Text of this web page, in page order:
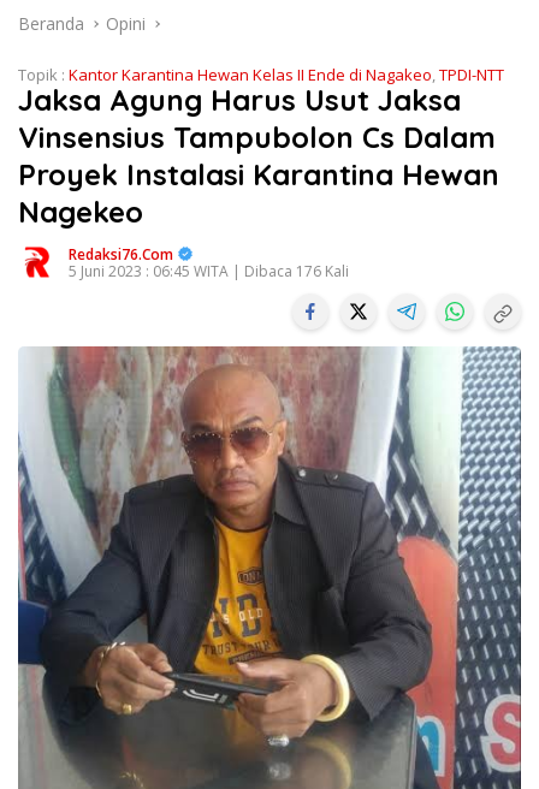
Beranda Opini
Topik : Kantor Karantina Hewan Kelas II Ende di Nagakeo,TPDI-NTT
Jaksa Agung Harus Usut Jaksa
Vinsensius Tampubolon Cs Dalam
Proyek Instalasi Karantina Hewan
Nagekeo
Redaksi76.com
5 Juni 2023 : 06:45 WITA | Dibaca 176 Kali